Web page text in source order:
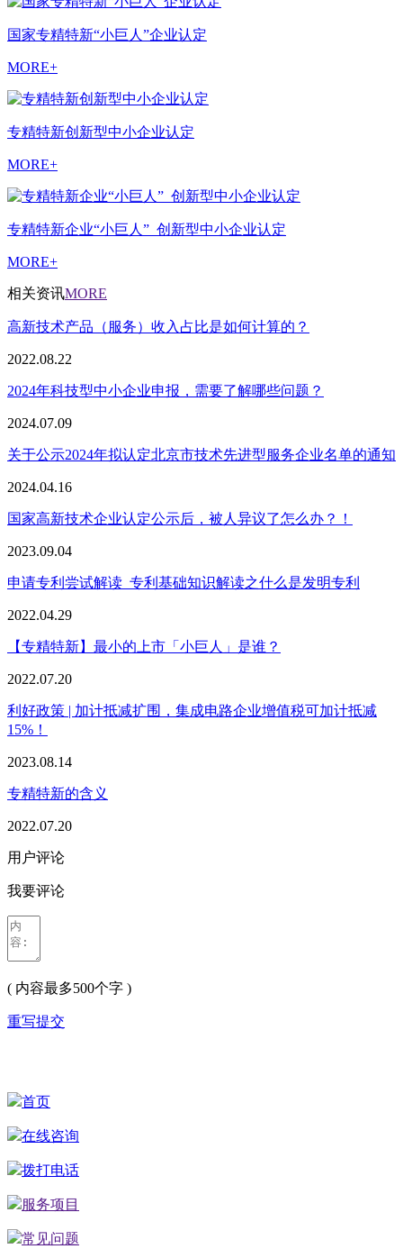
国家专精特新“小巨人”企业认定
MORE+
专精特新创新型中小企业认定
MORE+
专精特新企业“小巨人”_创新型中小企业认定
MORE+
相关资讯MORE
高新技术产品（服务）收入占比是如何计算的？
2022.08.22
2024年科技型中小企业申报，需要了解哪些问题？
2024.07.09
关于公示2024年拟认定北京市技术先进型服务企业名单的通知
2024.04.16
国家高新技术企业认定公示后，被人异议了怎么办？！
2023.09.04
申请专利尝试解读_专利基础知识解读之什么是发明专利
2022.04.29
【专精特新】最小的上市「小巨人」是谁？
2022.07.20
利好政策 | 加计抵减扩围，集成电路企业增值税可加计抵减
15%！
2023.08.14
专精特新的含义
2022.07.20
用户评论
我要评论
( 内容最多500个字 )
重写提交
首页
在线咨询
拨打电话
服务项目
常见问题